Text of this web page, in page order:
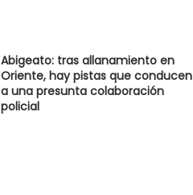
Abigeato: tras allanamiento en
Oriente, hay pistas que conducen
a una presunta colaboración
policial